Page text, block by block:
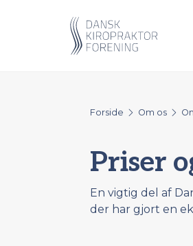
Forside Om os
Priser
En vigtig del af
der har gjort en